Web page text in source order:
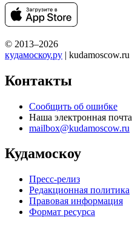
© 2013–2026
кудамоскоу.ру | kudamoscow.ru
Контакты
Сообщить об ошибке
Наша электронная почта
mailbox@kudamoscow.ru
Кудамоскоу
Пресс-релиз
Редакционная политика
Правовая информация
Формат ресурса